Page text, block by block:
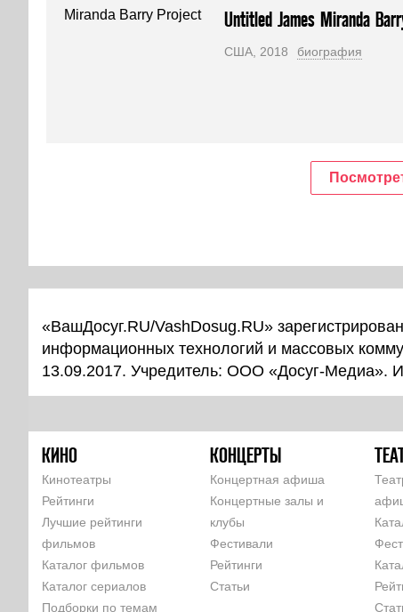
Untitled James Miranda
США, 2018 биография
«ВашДосуг.RU/VashDosug.RU»
информационных технологий и массовых
13.09.2017. Учредитель: ООО «Досуг-
КИНО
Кинотеатры
Рейтинги
Лучшие рейтинги
фильмов
Каталог фильмов
Каталог сериалов
Подборки по темам
КОНЦЕРТЫ
Концертная афиша
Концертные залы и
клубы
Фестивали
Рейтинги
Статьи